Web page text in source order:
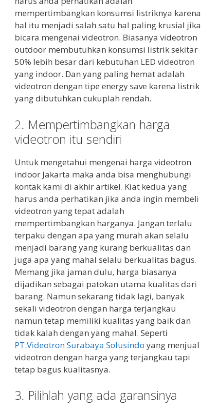
mempertimbangkan konsumsi listriknya karena
hal itu menjadi salah satu hal paling krusial jika
bicara mengenai videotron. Biasanya videotron
outdoor membutuhkan konsumsi listrik sekitar
50% lebih besar dari kebutuhan LED videotron
yang indoor. Dan yang paling hemat adalah
videotron dengan tipe energy save karena listrik
yang dibutuhkan cukuplah rendah.
2. Mempertimbangkan harga
videotron itu sendiri
Untuk mengetahui mengenai harga videotron
indoor Jakarta maka anda bisa menghubungi
kontak kami di akhir artikel. Kiat kedua yang
harus anda perhatikan jika anda ingin membeli
videotron yang tepat adalah
mempertimbangkan harganya. Jangan terlalu
terpaku dengan apa yang murah akan selalu
menjadi barang yang kurang berkualitas dan
juga apa yang mahal selalu berkualitas bagus.
Memang jika jaman dulu, harga biasanya
dijadikan sebagai patokan utama kualitas dari
barang. Namun sekarang tidak lagi, banyak
sekali videotron dengan harga terjangkau
namun tetap memiliki kualitas yang baik dan
tidak kalah dengan yang mahal. Seperti
PT.Videotron Surabaya Solusindo yang menjual
videotron dengan harga yang terjangkau tapi
tetap bagus kualitasnya.
3. Pilihlah yang ada garansinya